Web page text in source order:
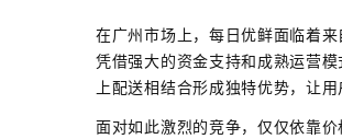
在广州市场上，每日优鲜面临着
凭借强大的资金支持和成熟运营
上配送相结合形成独特优势，让
面对如此激烈的竞争，仅仅依靠